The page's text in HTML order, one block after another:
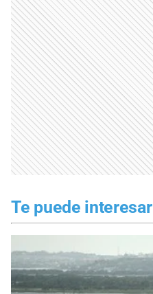
Te puede interesar